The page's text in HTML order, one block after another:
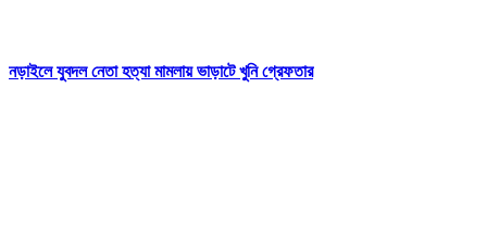
নড়াইলে যুবদল নেতা হত্যা মামলায় ভাড়াটে খুনি গ্রেফতার